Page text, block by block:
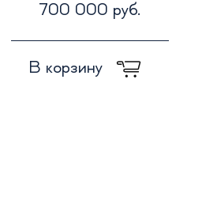
700 000 руб.
В корзину